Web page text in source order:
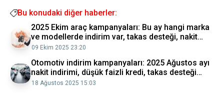
Bu konudaki diğer haberler:
2025 Ekim araç kampanyaları: Bu ay hangi marka
ve modellerde indirim var, takas desteği, nakit
indirimi, düşük faizli kredi kampanyaları
09 Ekim 2025 23:20
Otomotiv indirim kampanyaları: 2025 Ağustos ayı
nakit indirimi, düşük faizli kredi, takas desteği
kampanyaları
18 Ağustos 2025 15:03